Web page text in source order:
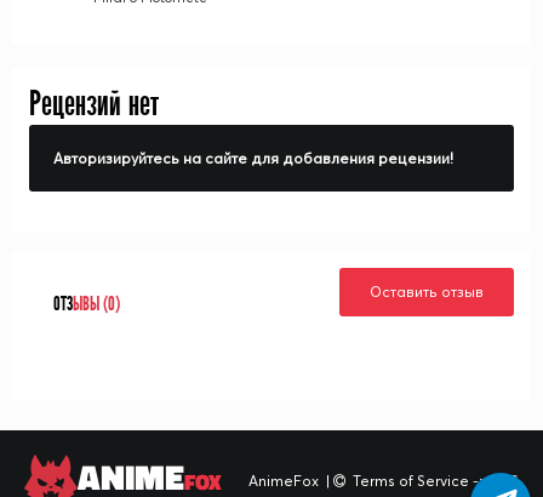
Рецензий нет
Авторизируйтесь на сайте для добавления рецензии!
ОТЗЫВЫ (0)
Оставить отзыв
ANIMEFOX AnimeFox | Terms of Service -> TOS